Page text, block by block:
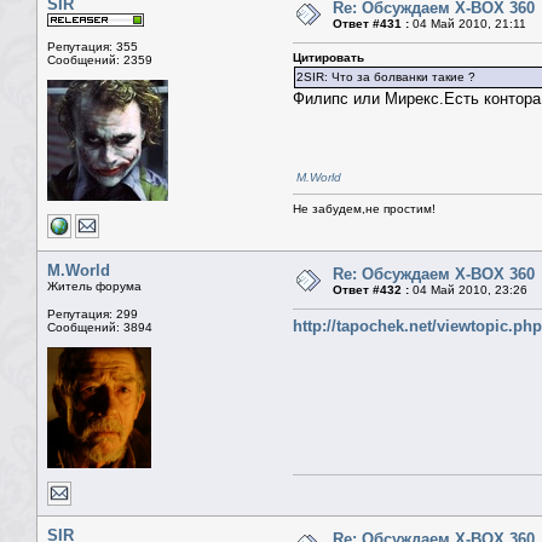
SIR
Репутация: 355
Сообщений: 2359
Re: Обсуждаем X-BOX 360
Ответ #431 : 04 Май 2010, 21:11
Цитировать
2SIR: Что за болванки такие ?
Филипс или Мирекс.Есть
M.World
Не забудем,не простим!
M.World
Житель форума
Репутация: 299
Сообщений: 3894
Re: Обсуждаем X-BOX 360
Ответ #432 : 04 Май 2010, 23:26
http://tapochek.net/
SIR